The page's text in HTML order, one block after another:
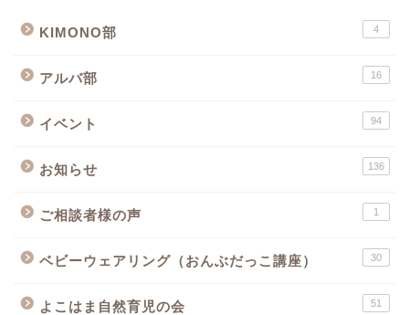
KIMONO部 4
アルバ部 16
イベント 94
お知らせ 136
ご相談者様の声 1
ベビーウェアリング（おんぶだっこ講座） 30
よこはま自然育児の会 51